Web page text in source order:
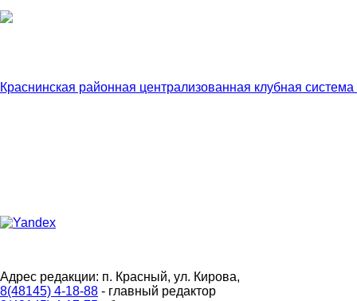
Краснинская районная централизованная клубная
Адрес редакции: п. Красный, ул. Кирова,
8(48145) 4-18-88 - главный редактор